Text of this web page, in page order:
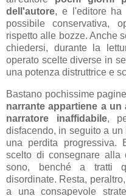
dell'autore, e l'editore ha
possibile conservativa,
rispetto alle bozze. Anche
chiedersi, durante la
operato scelte diverse in
una potenza distruttrice e
Bastano pochissime
narrante appartiene a un
narratore inaffidabile,
disfacendo, in seguito a
una perdita progressiva.
scelto di consegnare alla
sono, benché a tratti
disordinate. Resta,
a una consapevole